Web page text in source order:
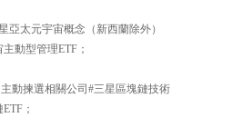
太元宇宙概念（新西蘭除外）
動型管理ETF；
動揀選相關公司#三星區塊鏈技術
；